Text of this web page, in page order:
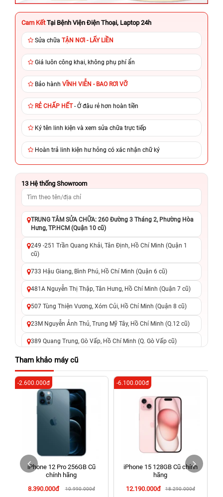
Cam Kết Tại Bệnh Viện Điện Thoại, Laptop 24h
Sửa chữa TẬN NƠI - LẤY LIỀN
Giá luôn công khai, không phụ phí ẩn
Bảo hành VĨNH VIỄN - BAO RƠI VỠ
RẺ CHẤP HẾT- Ở đâu rẻ hơn hoàn tiền
Ký tên linh kiện và xem sửa chữa trực tiếp
Hoàn trả linh kiện hư hỏng có xác nhận chữ ký
13 Hệ thống Showroom
TRUNG TÂM SỬA CHỮA: 260 Đường 3 Tháng 2, Phường Hòa
Hưng, TP.HCM (Quận 10 cũ)
249 -251 Trần Quang Khải, Tân Định, Hồ Chí Minh (Quận 1
cũ)
733 Hậu Giang, Bình Phú, Hồ Chí Minh (Quận 6 cũ)
481A Nguyễn Thị Thập, Tân Hưng, Hồ Chí Minh (Quận 7 cũ)
507 Tùng Thiện Vương, Xóm Củi, Hồ Chí Minh (Quận 8 cũ)
23M Nguyễn Ảnh Thủ, Trung Mỹ Tây, Hồ Chí Minh (Q.12 cũ)
389 Quang Trung, Gò Vấp, Hồ Chí Minh (Q. Gò Vấp cũ)
625 - 625A Âu Cơ, Tân Phú, Hồ Chí Minh (Quận Tân Phú cũ)
326 Lê Văn Việt, Tăng Nhơn Phú, Hồ Chí Minh (Q.9 TP. Thủ
Đức cũ)
256 Võ Văn Ngân, Thủ Đức, Hồ Chí Minh (Bình Thọ, TP. Thủ
70 Nguyễn An Ninh, Dĩ An, Hồ Chí Minh (Bình Dương Cũ)
24h Vũng Tàu: 162A Ba Cu, Vũng Tàu, Hồ Chí Minh (TP. Vũng
Tàu cũ)
198 Hoàng Văn Thụ, Tân Sơn Nhất, Hồ Chí Minh (Tân Bình
Tham khảo máy cũ
iPhone 12 Pro 256GB Cũ
chính hãng
8.390.000đ
10.990.000đ
-2.600.000đ
iPhone 15 128GB Cũ chính
hãng
12.190.000đ
18.290.000đ
-6.100.000đ